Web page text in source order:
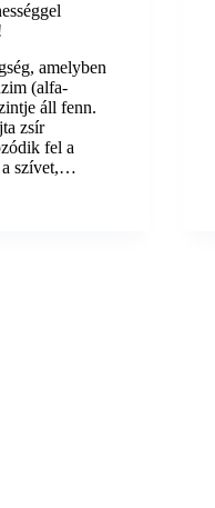
amelyben
(alfa-
áll fenn.
zsír
fel a
a szívet,…